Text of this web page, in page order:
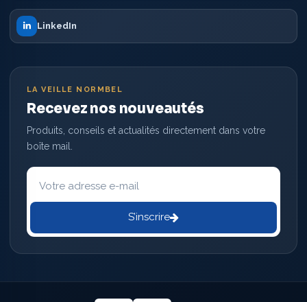
LinkedIn
LA VEILLE NORMBEL
Recevez nos nouveautés
Produits, conseils et actualités directement dans votre
boîte mail.
Votre
adresse
S’inscrire